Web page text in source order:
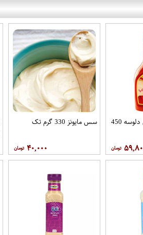
سس کچاپ معمولی دلوسه 450
سس مایونز 330 گرم تک
۴۰,۰۰۰